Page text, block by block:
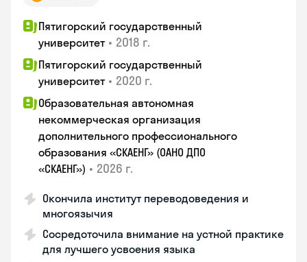
Пятигорский государственный
университет • 2018 г.
Пятигорский государственный
университет • 2020 г.
Образовательная автономная
некоммерческая организация
дополнительного профессионального
образования «СКАЕНГ» (ОАНО ДПО
«СКАЕНГ») • 2026 г.
Окончила институт переводоведения и
многоязычия
Сосредоточила внимание на устной практике
для лучшего усвоения языка